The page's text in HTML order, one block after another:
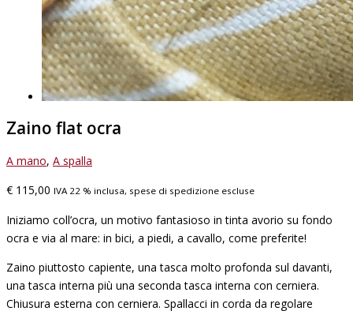
Zaino flat ocra
A mano, A spalla
€ 115,00 IVA 22 % inclusa, spese di spedizione escluse
Iniziamo coll’ocra, un motivo fantasioso in tinta avorio su fondo
ocra e via al mare: in bici, a piedi, a cavallo, come preferite!
Zaino piuttosto capiente, una tasca molto profonda sul davanti,
una tasca interna più una seconda tasca interna con cerniera.
Chiusura esterna con cerniera. Spallacci in corda da regolare